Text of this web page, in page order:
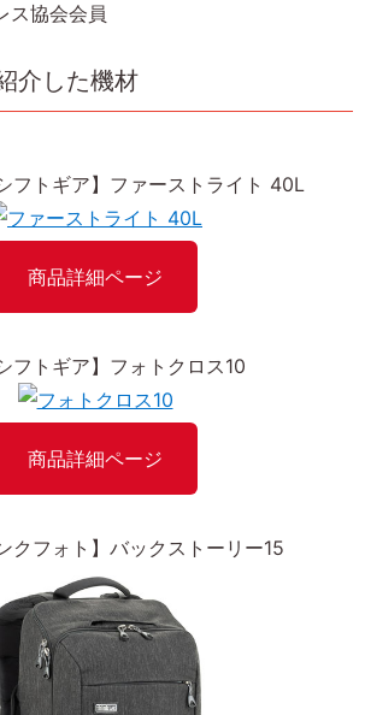
ス協会会員
介した機材
フトギア】ファーストライト 40L
商品詳細ページ
フトギア】フォトクロス10
商品詳細ページ
クフォト】バックストーリー15